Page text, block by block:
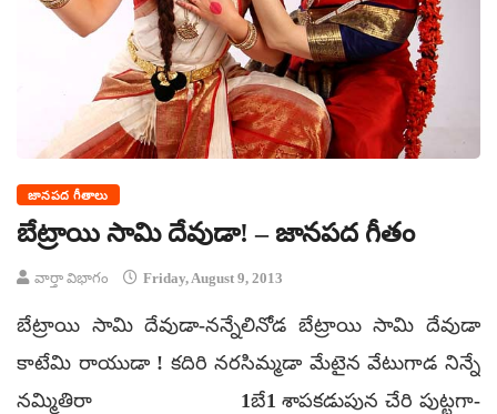
జానపద గీతాలు
బేట్రాయి సామి దేవుడా! – జానపద గీతం
వార్తా విభాగం Friday, August 9, 2013
బేట్రాయి సామి దేవుడా-నన్నేలినోడ బేట్రాయి సామి దేవుడా
కాటేమి రాయుడా ! కదిరి నరసిమ్మడా మేటైన వేటుగాడ నిన్నే
నమ్మితిరా 1బే1 శాపకడుపున చేరి పుట్టగా-